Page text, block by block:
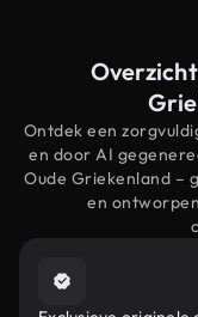
Ontdek een
en door AI
Oude Griekenland –
en